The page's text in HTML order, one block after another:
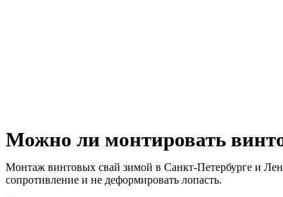
Можно ли монтировать
Монтаж винтовых свай зимой в Санкт-Петербурге и
сопротивление и не деформировать лопасть.